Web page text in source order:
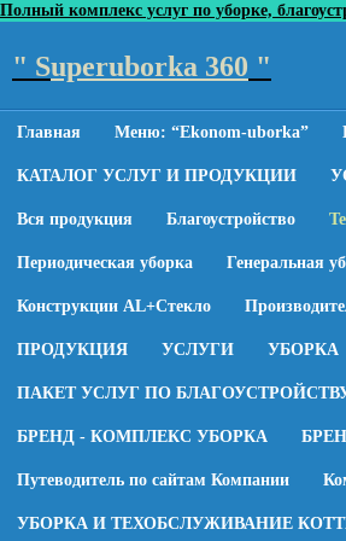
Полный комплекс услуг по уборке,
" Superuborka 360 "
Главная Меню: “Ekonom-uborka”
КАТАЛОГ УСЛУГ И ПРОДУКЦИИ
Вся продукция Благоустройство
Периодическая уборка Генеральная
Конструкции AL+Стекло
ПРОДУКЦИЯ УСЛУГИ УБОРКА
ПАКЕТ УСЛУГ ПО
БРЕНД - КОМПЛЕКС УБОРКА
Путеводитель по сайтам Компании
УБОРКА И ТЕХОБСЛУЖИВАНИЕ